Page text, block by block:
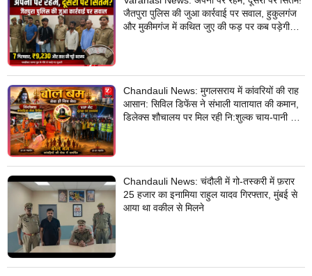
जैतपुरा पुलिस की जुआ कार्रवाई पर सवाल, हुकुलगंज
और मुकीमगंज में कथित जुए की फड़ पर कब पड़ेगी
Chandauli News: मुगलसराय में कांवरियों की राह
आसान: सिविल डिफेंस ने संभाली यातायात की कमान,
डिलेक्स शौचालय पर मिल रही नि:शुल्क चाय-पानी की
Chandauli News: चंदौली में गो-तस्करी में फ़रार
25 हजार का इनामिया राहुल यादव गिरफ्तार, मुंबई से
आया था वकील से मिलने